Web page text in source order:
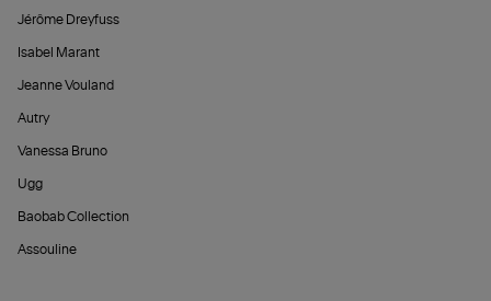
Jérôme Dreyfuss
Isabel Marant
Jeanne Vouland
Autry
Vanessa Bruno
Ugg
Baobab Collection
Assouline